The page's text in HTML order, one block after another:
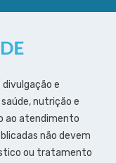
e
nutrição e
ao atendimento
não devem
ou tratamento